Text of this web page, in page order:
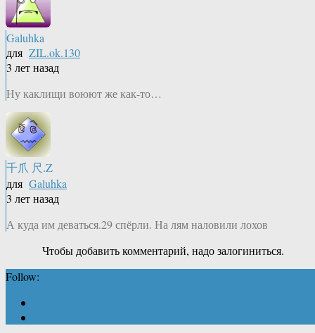
Galuhka
для ZIL.ok.130
3 лет назад
Ну каклищи воюют же как-то…
千爪 尺.Z
для Galuhka
3 лет назад
А куда им деваться.29 спёрли. На лям наловили лохов
Чтобы добавить комментарий, надо залогиниться.
Follow: